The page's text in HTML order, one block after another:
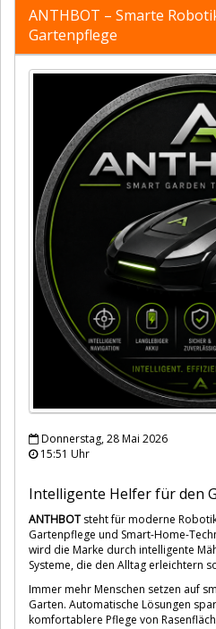
ANTHBOT – Smarte
Gartenpflege
Donnerstag, 28 Mai 2026
15:51 Uhr
Intelligente Helfer für den
ANTHBOTsteht für moderne
Gartenpflege und Smart-Home-
wird die Marke durch intelligente
Systeme, die den Alltag erleichtern
Immer mehr Menschen setzen auf
Garten. Automatische Lösungen
komfortablere Pflege von